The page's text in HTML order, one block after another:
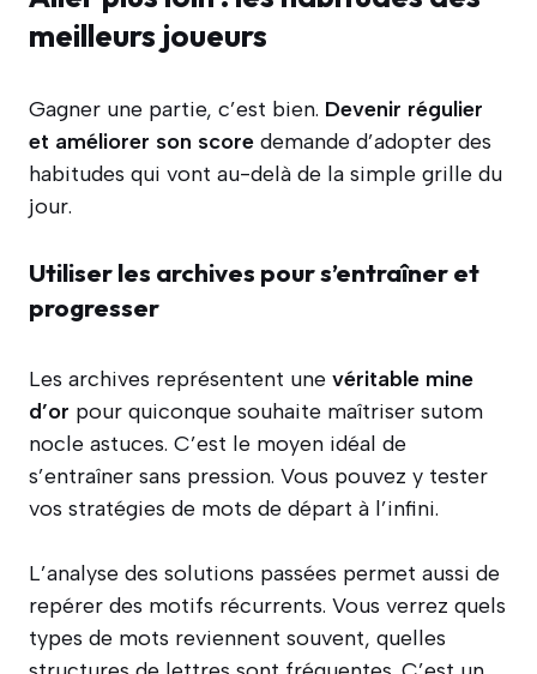
meilleurs joueurs
Gagner une partie, c’est bien. Devenir régulier
et améliorer son score demande d’adopter des
habitudes qui vont au-delà de la simple grille du
jour.
Utiliser les archives pour s’entraîner et
progresser
Les archives représentent une véritable mine
d’or pour quiconque souhaite maîtriser sutom
nocle astuces. C’est le moyen idéal de
s’entraîner sans pression. Vous pouvez y tester
vos stratégies de mots de départ à l’infini.
L’analyse des solutions passées permet aussi de
repérer des motifs récurrents. Vous verrez quels
types de mots reviennent souvent, quelles